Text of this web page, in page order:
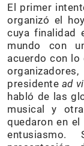
El primer
organizó el
cuya finalidad
mundo con
acuerdo con lo
presidente ad
habló de las
musical y
quedaron en